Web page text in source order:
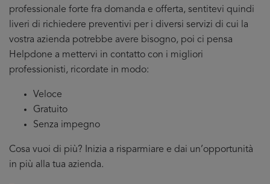
professionale forte fra domanda e offerta, sentitevi quindi
liveri di richiedere preventivi per i diversi servizi di cui la
vostra azienda potrebbe avere bisogno, poi ci pensa
Helpdone a mettervi in contatto con i migliori
professionisti, ricordate in modo:
Veloce
Gratuito
Senza impegno
Cosa vuoi di più? Inizia a risparmiare e dai un’opportunità
in più alla tua azienda.